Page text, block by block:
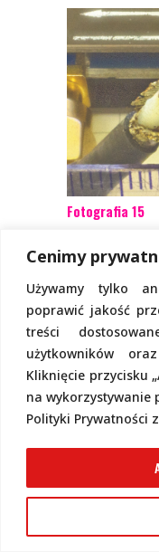
Cenimy
Używamy tylko
poprawić jakość
treści
użytkowników
Kliknięcie przycisku
na wykorzystywanie
Polityki Prywatności
Fotografia 15
Wynik
okazuje
pomiarów
przy
moim
reaktancję
22MHz).
poprawić